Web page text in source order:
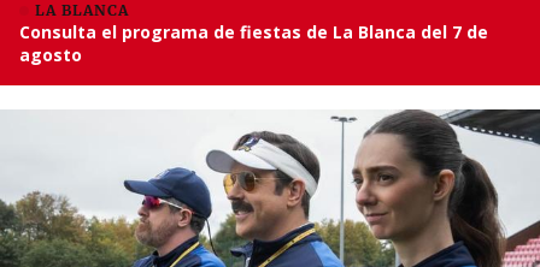
LA BLANCA
Consulta el programa de fiestas de La Blanca del 7 de
agosto